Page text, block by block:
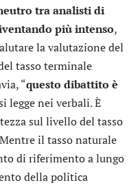
tra analisti di
più intenso,
la valutazione del
tasso terminale
“questo dibattito è
legge nei verbali. È
sul livello del tasso
il tasso naturale
di riferimento a lungo
della politica